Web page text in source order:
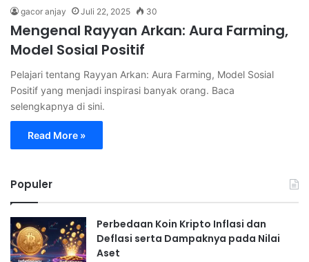
gacor anjay Juli 22, 2025 30
Mengenal Rayyan Arkan: Aura Farming,
Model Sosial Positif
Pelajari tentang Rayyan Arkan: Aura Farming, Model Sosial
Positif yang menjadi inspirasi banyak orang. Baca
selengkapnya di sini.
Read More »
Populer
Perbedaan Koin Kripto Inflasi dan
Deflasi serta Dampaknya pada Nilai
Aset